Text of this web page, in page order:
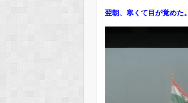
翌朝、寒くて目が覚めた。